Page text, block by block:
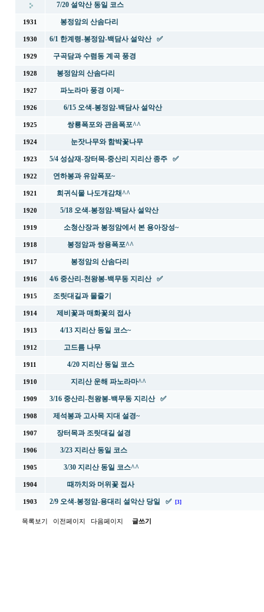
7/20 설악산 동일 코스
1931 봉정암의 산솜다리
1930 6/1 한계령-봉정암-백담사 설악산 ✅
1929 구곡담과 수렴동 계곡 풍경
1928 봉정암의 산솜다리
1927 파노라마 풍경 이제~
1926 6/15 오색-봉정암-백담사 설악산
1925 쌍룡폭포와 관음폭포^^
1924 눈잣나무와 함박꽃나무
1923 5/4 성삼재-장터목-중산리 지리산 종주 ✅
1922 연하봉과 유암폭포~
1921 희귀식물 나도개감채^^
1920 5/18 오색-봉정암-백담사 설악산
1919 소청산장과 봉정암에서 본 용아장성~
1918 봉정암과 쌍용폭포^^
1917 봉정암의 산솜다리
1916 4/6 중산리-천왕봉-백무동 지리산 ✅
1915 조릿대길과 물줄기
1914 제비꽃과 매화꽃의 접사
1913 4/13 지리산 동일 코스~
1912 고드름 나무
1911 4/20 지리산 동일 코스
1910 지리산 운해 파노라마^^
1909 3/16 중산리-천왕봉-백무동 지리산 ✅
1908 제석봉과 고사목 지대 설경~
1907 장터목과 조릿대길 설경
1906 3/23 지리산 동일 코스
1905 3/30 지리산 동일 코스^^
1904 때까치와 머위꽃 접사
1903 2/9 오색-봉정암-용대리 설악산 당일 ✅ [3]
목록보기 이전페이지 다음페이지 글쓰기